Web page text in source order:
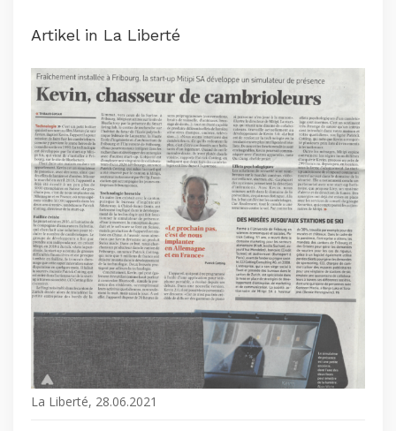
Artikel in La Liberté
La Liberté, 28.06.2021